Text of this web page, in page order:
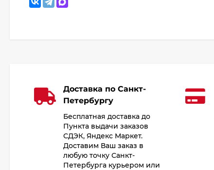
Доставка по Санкт-
Петербургу
Бесплатная доставка до
Пункта выдачи заказов
СДЭК, Яндекс Маркет.
Доставим Ваш заказ в
любую точку Санкт-
Петербурга курьером или